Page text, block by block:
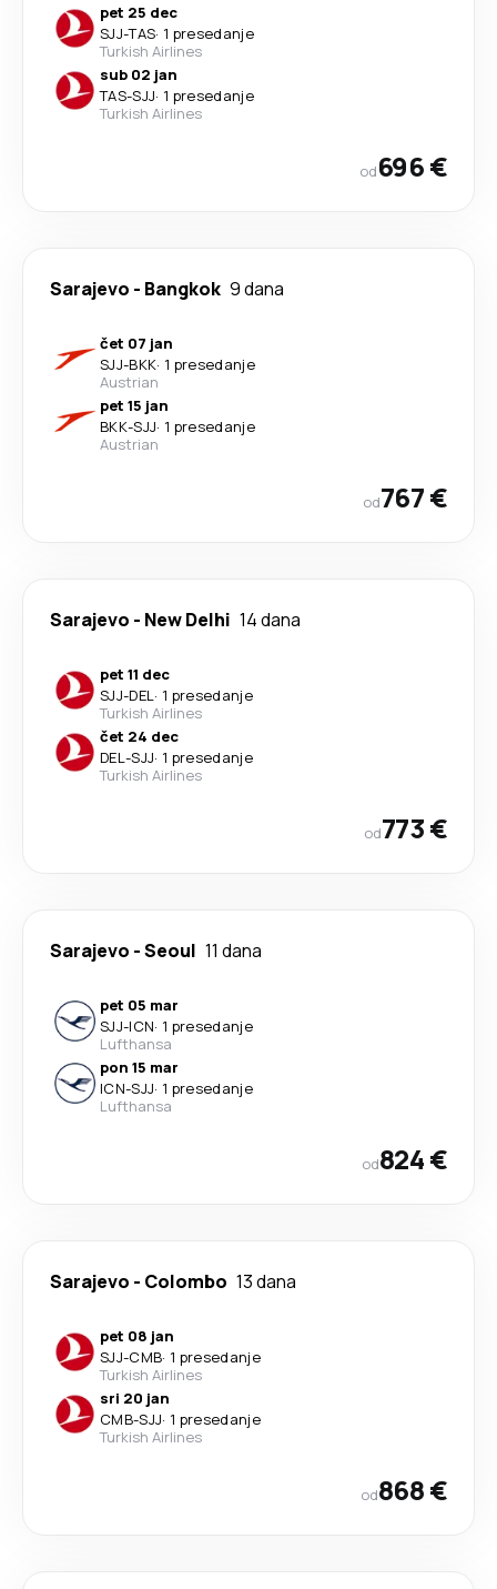
pet 25 dec
SJJ-TAS· 1 presedanje
Turkish Airlines
sub 02 jan
TAS-SJJ· 1 presedanje
Turkish Airlines
od696 €
Sarajevo - Bangkok 9 dana
čet 07 jan
SJJ-BKK· 1 presedanje
Austrian
pet 15 jan
BKK-SJJ· 1 presedanje
Austrian
od767 €
Sarajevo - New Delhi 14 dana
pet 11 dec
SJJ-DEL· 1 presedanje
Turkish Airlines
čet 24 dec
DEL-SJJ· 1 presedanje
Turkish Airlines
od773 €
Sarajevo -Seoul 11 dana
pet 05 mar
SJJ-ICN· 1 presedanje
Lufthansa
pon 15 mar
ICN-SJJ· 1 presedanje
Lufthansa
od824 €
Sarajevo - Colombo 13 dana
pet 08 jan
SJJ-CMB· 1 presedanje
Turkish Airlines
sri 20 jan
CMB-SJJ· 1 presedanje
Turkish Airlines
od868 €